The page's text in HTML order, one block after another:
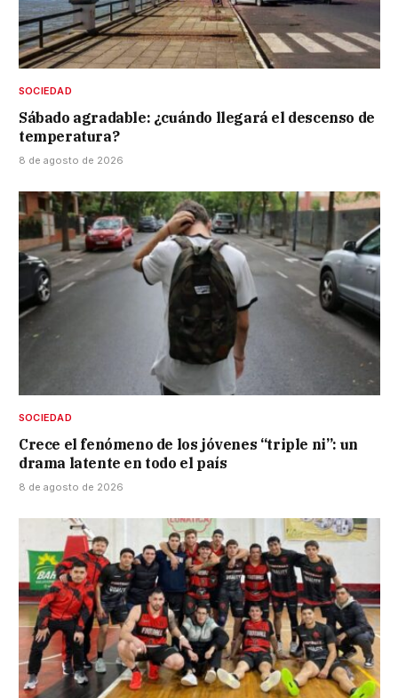
SOCIEDAD
Sábado agradable: ¿cuándo llegará el descenso de
temperatura?
8 de agosto de 2026
SOCIEDAD
Crece el fenómeno de los jóvenes “triple ni”: un
drama latente en todo el país
8 de agosto de 2026